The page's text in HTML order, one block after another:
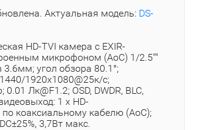
Актуальная модель: DS-
HD-TVI камера с EXIR-
микрофоном (AoC) 1/2.5""
3.6мм; угол обзора 80.1°;
1920x1080@25к/с;
Лк@F1.2; OSD, DWDR, BLC,
1 х HD-
по коаксиальному кабелю (AoC);
3,7Вт макс.